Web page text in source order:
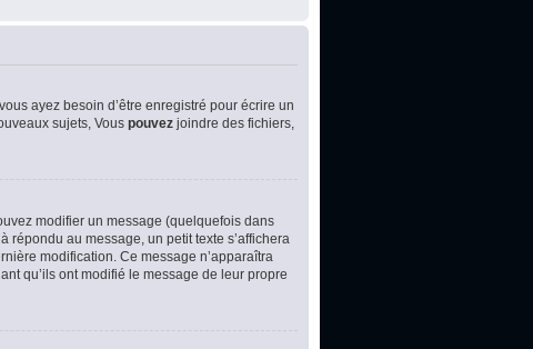
ayez besoin d’être enregistré pour écrire un
sujets, Vous pouvez joindre des fichiers,
modifier un message (quelquefois dans
répondu au message, un petit texte s’affichera
modification. Ce message n’apparaîtra
qu’ils ont modifié le message de leur propre